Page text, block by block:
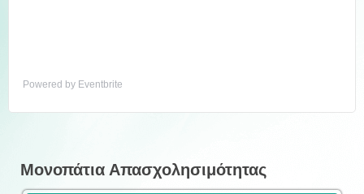
Powered by Eventbrite
Μονοπάτια Απασχολησιμότητας